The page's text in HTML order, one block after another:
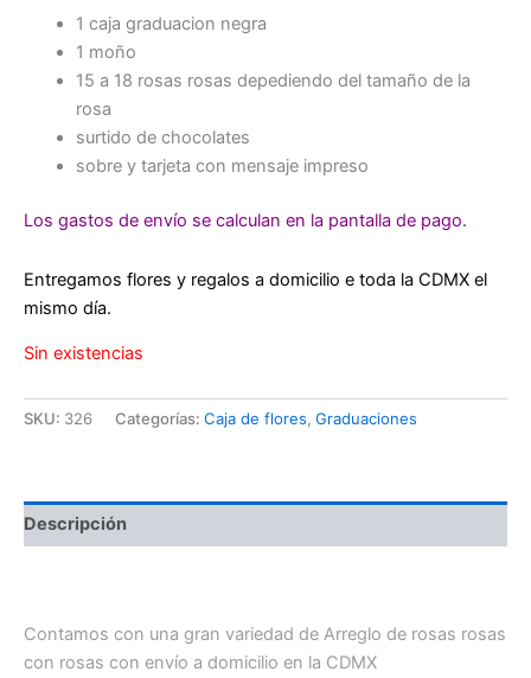
precio
original
$1,200.00.
precio
actual
$980.00.
1 caja graduacion negra
1 moño
15 a 18 rosas rosas depediendo del tamaño de la
rosa
surtido de chocolates
sobre y tarjeta con mensaje impreso
Los gastos de envío se calculan en la pantalla de pago.
Entregamos flores y regalos a domicilio e toda la CDMX el
mismo día.
Sin existencias
SKU: 326 Categorías: Caja de flores, Graduaciones
Descripción
Contamos con una gran variedad de Arreglo de rosas rosas
con rosas con envío a domicilio en la CDMX